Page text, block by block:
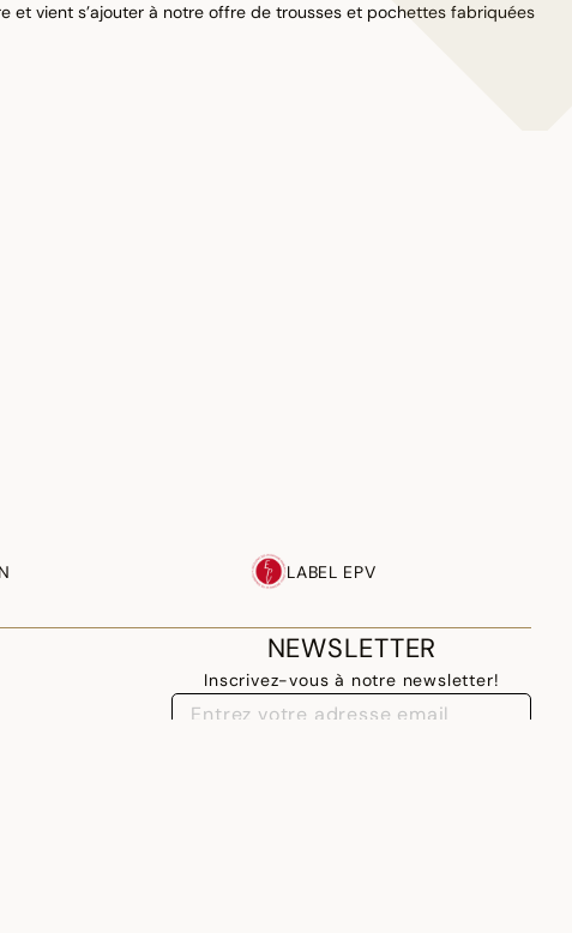
et vient s’ajouter à notre offre de trousses et pochettes fabriquées
LABEL EPV
NEWSLETTER
Inscrivez-vous à notre newsletter!